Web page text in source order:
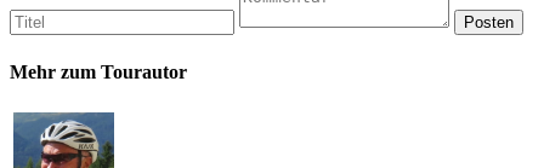
Mehr zum Tourautor